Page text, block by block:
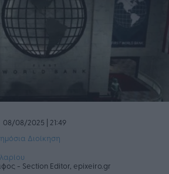
08/08/2025 | 21:49
Διοίκηση
- Section Editor, epixeiro.gr